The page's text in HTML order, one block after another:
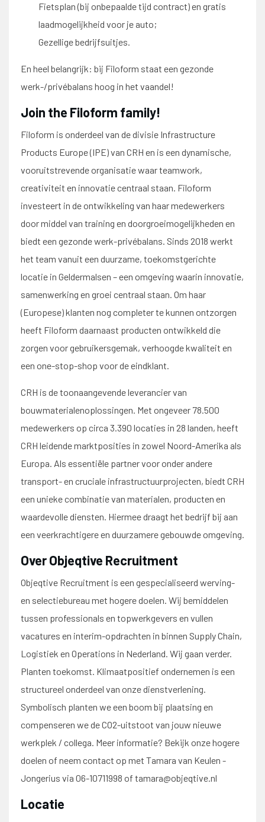
Fietsplan (bij onbepaalde tijd contract) en gratis
laadmogelijkheid voor je auto;
Gezellige bedrijfsuitjes.
En heel belangrijk: bij Filoform staat een gezonde
werk-/privébalans hoog in het vaandel!
Join the Filoform family!
Filoform is onderdeel van de divisie Infrastructure
Products Europe (IPE) van CRH en is een dynamische,
vooruitstrevende organisatie waar teamwork,
creativiteit en innovatie centraal staan. Filoform
investeert in de ontwikkeling van haar medewerkers
door middel van training en doorgroeimogelijkheden en
biedt een gezonde werk-privébalans. Sinds 2018 werkt
het team vanuit een duurzame, toekomstgerichte
locatie in Geldermalsen – een omgeving waarin innovatie,
samenwerking en groei centraal staan. Om haar
(Europese) klanten nog completer te kunnen ontzorgen
heeft Filoform daarnaast producten ontwikkeld die
zorgen voor gebruikersgemak, verhoogde kwaliteit en
een one-stop-shop voor de eindklant.
CRH is de toonaangevende leverancier van
bouwmaterialenoplossingen. Met ongeveer 78.500
medewerkers op circa 3.390 locaties in 28 landen, heeft
CRH leidende marktposities in zowel Noord-Amerika als
Europa. Als essentiële partner voor onder andere
transport- en cruciale infrastructuurprojecten, biedt CRH
een unieke combinatie van materialen, producten en
waardevolle diensten. Hiermee draagt het bedrijf bij aan
een veerkrachtigere en duurzamere gebouwde omgeving.
Over Objeqtive Recruitment
Objeqtive Recruitment is een gespecialiseerd werving-
en selectiebureau met hogere doelen. Wij bemiddelen
tussen professionals en topwerkgevers en vullen
vacatures en interim-opdrachten in binnen Supply Chain,
Logistiek en Operations in Nederland. Wij gaan verder.
Planten toekomst. Klimaatpositief ondernemen is een
structureel onderdeel van onze dienstverlening.
Symbolisch planten we een boom bij plaatsing en
compenseren we de CO2-uitstoot van jouw nieuwe
werkplek / collega. Meer informatie? Bekijk onze hogere
doelen of neem contact op met Tamara van Keulen -
Jongerius via 06-10711998 of tamara@objeqtive.nl
Locatie